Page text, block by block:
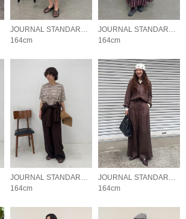
JOURNAL STANDARD LADYS
164cm
JOURNAL STANDARD LADYS
164cm
JOURNAL STANDARD LADYS
164cm
JOURNAL STANDARD LADYS
164cm